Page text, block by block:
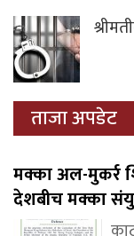
ताजा अपडेट
मक्का अल-मुकर्र
देशबीच मक्का